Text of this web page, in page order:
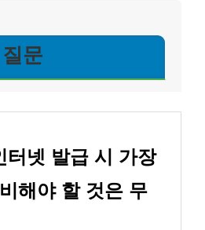
문
터넷 발급 시 가장
해야 할 것은 무